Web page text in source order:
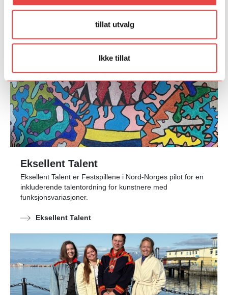
tillat utvalg
Ikke tillat
Eksellent Talent
Eksellent Talent er Festspillene i Nord-Norges pilot for en
inkluderende talentordning for kunstnere med
funksjonsvariasjoner.
Eksellent Talent